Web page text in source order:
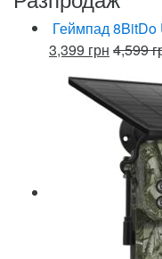
Геймпад 8BitDo
3,399 грн 4,599